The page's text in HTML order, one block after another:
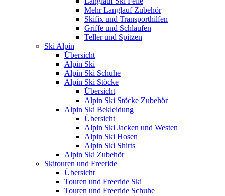
Mehr Langlauf Zubehör
Skifix und Transporthilfen
Griffe und Schlaufen
Teller und Spitzen
Ski Alpin
Übersicht
Alpin Ski
Alpin Ski Schuhe
Alpin Ski Stöcke
Übersicht
Alpin Ski Stöcke Zubehör
Alpin Ski Bekleidung
Übersicht
Alpin Ski Jacken und Westen
Alpin Ski Hosen
Alpin Ski Shirts
Alpin Ski Zubehör
Skitouren und Freeride
Übersicht
Touren und Freeride Ski
Touren und Freeride Schuhe